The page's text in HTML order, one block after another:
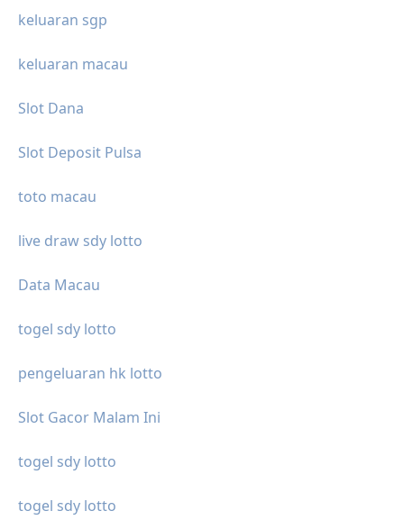
keluaran sgp
keluaran macau
Slot Dana
Slot Deposit Pulsa
toto macau
live draw sdy lotto
Data Macau
togel sdy lotto
pengeluaran hk lotto
Slot Gacor Malam Ini
togel sdy lotto
togel sdy lotto